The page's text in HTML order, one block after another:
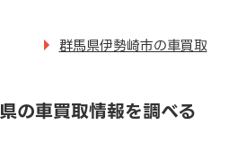
群馬県伊勢崎市の車買取
の車買取情報を調べる